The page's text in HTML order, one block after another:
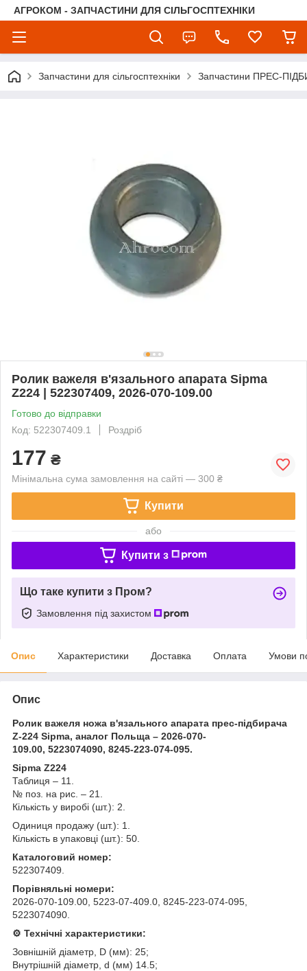
АГРОКОМ - ЗАПЧАСТИНИ ДЛЯ СІЛЬГОСПТЕХНІКИ
Запчастини для сільгосптехніки Запчастини ПРЕС-
Ролик важеля в'язального апарата Sipma
Z224 | 522307409, 2026-070-109.00
Готово до відправки
Код: 522307409.1
Роздріб
177 ₴
Мінімальна сума замовлення на сайті — 300 ₴
Купити
або
Купити з
Що таке купити з Пром?
Замовлення під захистом
Опис Характеристики Доставка Оплата Умови
Опис
Ролик важеля ножа в'язального апарата прес-підбирача
Z-224 Sipma, аналог Польща – 2026-070-
109.00, 5223074090, 8245-223-074-095.
Sipma Z224
Таблиця – 11.
№ поз. на рис. – 21.
Кількість у виробі (шт.): 2.
Одиниця продажу (шт.): 1.
Кількість в упаковці (шт.): 50.
Каталоговий номер:
522307409.
Порівняльні номери:
2026-070-109.00, 5223-07-409.0, 8245-223-074-095,
5223074090.
⚙️ Технічні характеристики:
Зовнішній діаметр, D (мм): 25;
Внутрішній діаметр, d (мм) 14.5;